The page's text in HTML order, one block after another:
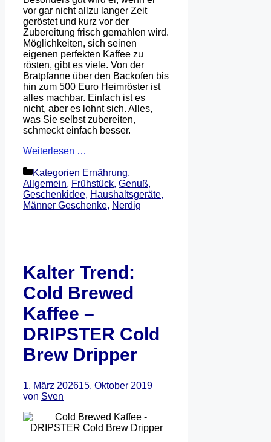
vor gar nicht allzu langer Zeit
geröstet und kurz vor der
Zubereitung frisch gemahlen wird.
Möglichkeiten, sich seinen
eigenen perfekten Kaffee zu
rösten, gibt es viele. Von der
Bratpfanne über den Backofen bis
hin zum 500 Euro Heimröster ist
alles machbar. Einfach ist es
nicht, aber es lohnt sich. Alles,
was Sie selbst zubereiten,
schmeckt einfach besser.
Weiterlesen …
Kategorien Ernährung,
Allgemein, Frühstück, Genuß,
Geschenkidee, Haushaltsgeräte,
Männer Geschenke, Nerdig
Kalter Trend:
Cold Brewed
Kaffee –
DRIPSTER Cold
Brew Dripper
1. März 202615. Oktober 2019
von Sven